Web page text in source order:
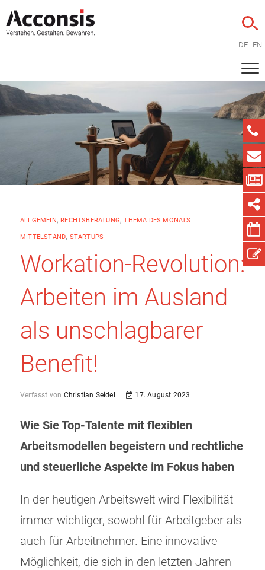
DE EN
ALLGEMEIN, RECHTSBERATUNG,THEMA DES MONATS
MITTELSTAND, STARTUPS
Workation-Revolution:
Arbeiten im Ausland
als unschlagbarer
Benefit!
Verfasst von Christian Seidel 17. August 2023
Wie Sie Top-Talente mit flexiblen
Arbeitsmodellen begeistern und rechtliche
und steuerliche Aspekte im Fokus haben
In der heutigen Arbeitswelt wird Flexibilität
immer wichtiger, sowohl für Arbeitgeber als
auch für Arbeitnehmer. Eine innovative
Möglichkeit, die sich in den letzten Jahren